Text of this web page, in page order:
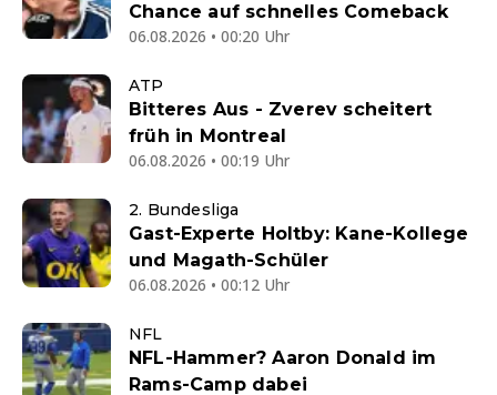
Chance auf schnelles Comeback
06.08.2026 • 00:20 Uhr
ATP
Bitteres Aus - Zverev scheitert
früh in Montreal
06.08.2026 • 00:19 Uhr
2. Bundesliga
Gast-Experte Holtby: Kane-Kollege
und Magath-Schüler
06.08.2026 • 00:12 Uhr
NFL
NFL-Hammer? Aaron Donald im
Rams-Camp dabei